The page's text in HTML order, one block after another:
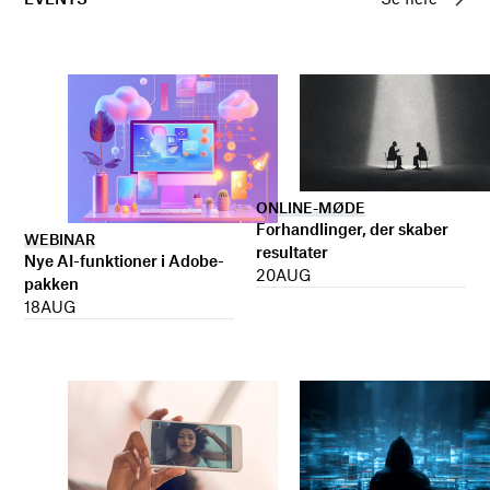
WEBINAR
Nye AI-funktioner i Adobe-
pakken
18AUG
ONLINE-MØDE
Forhandlinger, der skaber
resultater
20AUG